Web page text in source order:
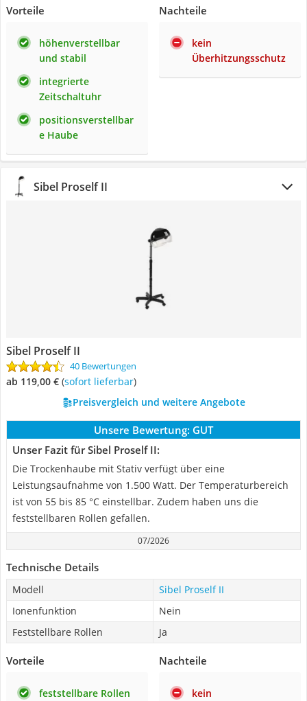
Vorteile
höhenverstellbar
und stabil
integrierte
Zeitschaltuhr
positionsverstellbar
e Haube
Nachteile
kein
Überhitzungsschutz
Sibel Proself II
Sibel Proself II
40 Bewertungen
ab 119,00 € ( Sofort lieferbar)
Preisvergleich und weitere Angebote
Unsere Bewertung: GUT
Unser Fazit für Sibel Proself II:
Die Trockenhaube mit Stativ verfügt über eine
Leistungsaufnahme von 1.500 Watt. Der Temperaturbereich
ist von 55 bis 85 °C einstellbar. Zudem haben uns die
feststellbaren Rollen gefallen.
07/2026
Technische Details
Modell
Sibel Proself II
Ionenfunktion
Nein
Feststellbare Rollen
Ja
Vorteile
feststellbare Rollen
Nachteile
kein